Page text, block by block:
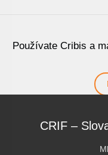
Používate Cribis a
CRIF –